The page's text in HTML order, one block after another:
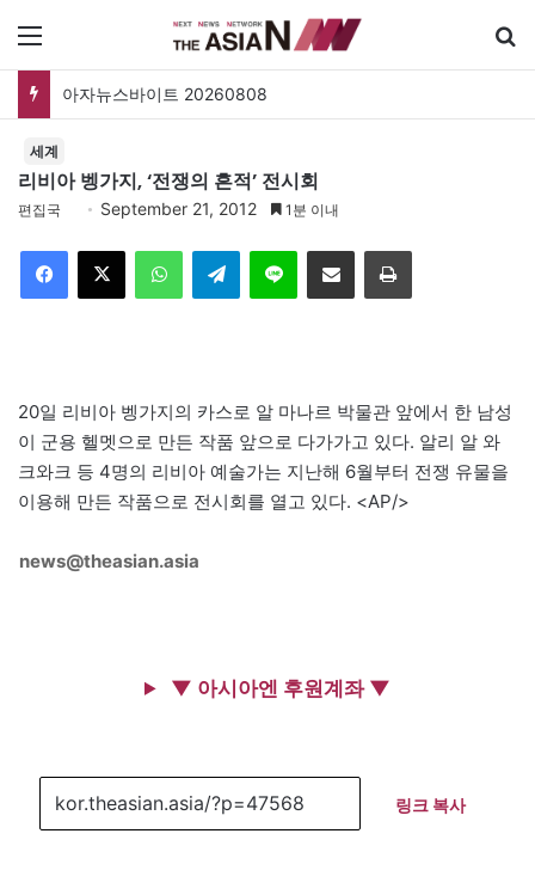
아자뉴스바이트 20260808
세계
리비아 벵가지, ‘전쟁의 흔적’ 전시회
편집국 September 21, 2012 1분 이내
Telegram 이메일
20일 리비아 벵가지의 카스로 알 마나르 박물관 앞에서 한 남성
이 군용 헬멧으로 만든 작품 앞으로 다가가고 있다. 알리 알 와
크와크 등 4명의 리비아 예술가는 지난해 6월부터 전쟁 유물을
이용해 만든 작품으로 전시회를 열고 있다. <AP/>
news@theasian.asia
▼ 아시아엔 후원계좌 ▼
링크 복사